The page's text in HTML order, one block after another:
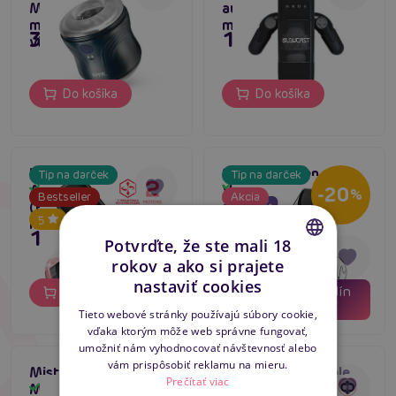
Masturbator,
masturbátor s
vibráciami
39,80 €
Do košíka
automatický
masturbátor
127,80 €
Do košíka
Tip na darček
Bestseller
5
Intoyou Pyro
Advanced Thrusting
(Black), rotačný
masturbátor na penis
Skladom
103,80 €
Tip na darček
Akcia
-20%
02 hodín
39 minút
Satisfyer Men
Vibration+, divoká
masturbácia pre
Skladom
44,64 €
Do košíka
Mistress Dennehy
Masturbator,
Action Thor Double
Sided Vibrating
CZECH
ENGLISH
Potvrďte, že ste mali 18
rokov a ako si prajete
nastaviť cookies
Tieto webové stránky používajú súbory cookie,
vďaka ktorým môže web správne fungovať,
umožniť nám vyhodnocovať návštevnosť alebo
vám prispôsobiť reklamu na mieru.
Prečítať viac